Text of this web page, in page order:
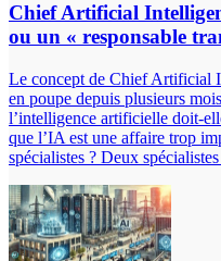
Chief Artificial
ou un « responsable
Le concept de Chief Artificial
en poupe depuis plusieurs
l’intelligence artificielle doit-
que l’IA est une affaire trop
spécialistes ? Deux